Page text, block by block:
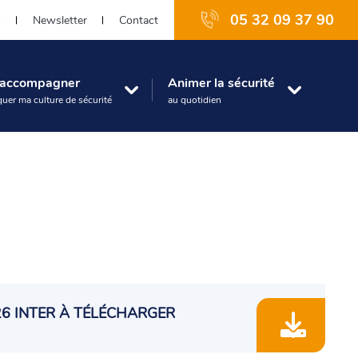
Newsletter Contact 05 32 09 37 90
ma culture de sécurité
Animer la sécurité
au quotidien
INTER À TÉLÉCHARGER